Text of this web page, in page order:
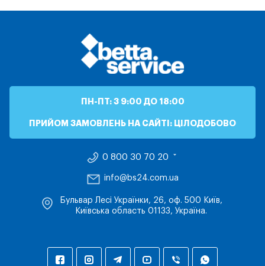
ПН-ПТ: З 9:00 ДО 18:00
ПРИЙОМ ЗАМОВЛЕНЬ НА САЙТІ: ЦІЛОДОБОВО
0 800 30 70 20
info@bs24.com.ua
Бульвар Лесі Українки, 26, оф. 500 Київ,
Київська область 01133, Україна.